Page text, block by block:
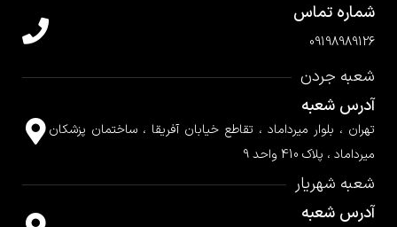
شماره تماس
09198989126
شعبه جردن
آدرس شعبه
تهران ، بلوار میرداماد ، تقاطع خیابان آفریقا ، ساختمان پزشکان
میرداماد ، پلاک 410 واحد 9
شعبه شهریار
آدرس شعبه